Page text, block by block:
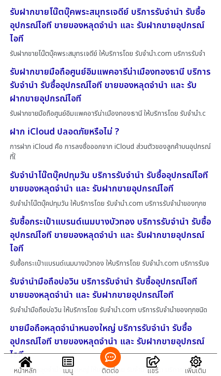
รับฝากขายโน๊ตบุ๊คพระสมุทรเจดีย์ บริการรับจำนำ รับซื้อ
อุปกรณ์ไอที ขายของหลุดจำนำ และ รับฝากขายอุปกรณ์
ไอที
รับฝากขายโน๊ตบุ๊คพระสมุทรเจดีย์ ให้บริการโดย รับจํานํา.com บริการรับจำ
รับฝากขายมือถือศูนย์อิมแพคอารีน่าเมืองทองธานี บริการ
รับจำนำ รับซื้ออุปกรณ์ไอที ขายของหลุดจำนำ และ รับ
ฝากขายอุปกรณ์ไอที
รับฝากขายมือถือศูนย์อิมแพคอารีน่าเมืองทองธานี ให้บริการโดย รับจํานํา.c
ฝาก iCloud ปลอดภัยหรือไม่ ?
การฝาก iCloud คือ การลงชื่อออกจาก iCloud ส่วนตัวของลูกค้าบนอุปกรณ์
ที่ใ
รับจำนำโน๊ตบุ๊คปทุมวัน บริการรับจำนำ รับซื้ออุปกรณ์ไอที
ขายของหลุดจำนำ และ รับฝากขายอุปกรณ์ไอที
รับจำนำโน๊ตบุ๊คปทุมวัน ให้บริการโดย รับจํานํา.com บริการรับจำนำของทุกช
รับซื้อกระเป๋าแบรนด์เนมบางบัวทอง บริการรับจำนำ รับซื้อ
อุปกรณ์ไอที ขายของหลุดจำนำ และ รับฝากขายอุปกรณ์
ไอที
รับซื้อกระเป๋าแบรนด์เนมบางบัวทอง ให้บริการโดย รับจํานํา.com บริการรับจ
รับจำนำมือถือบ่อวิน บริการรับจำนำ รับซื้ออุปกรณ์ไอที
ขายของหลุดจำนำ และ รับฝากขายอุปกรณ์ไอที
รับจำนำมือถือบ่อวิน ให้บริการโดย รับจํานํา.com บริการรับจำนำของทุกชนิด
ขายมือถือหลุดจำนำหนองใหญ่ บริการรับจำนำ รับซื้อ
อุปกรณ์ไอที ขายของหลุดจำนำ และ รับฝากขายอุปกรณ์
ไอที
ขายมือถือหลุดจำนำหนองใหญ่ ให้บริการโดย รับจํานํา.com บริการรับจำนำ
หน้าหลัก เมนู ติดต่อ แชร์ เพิ่มเติม